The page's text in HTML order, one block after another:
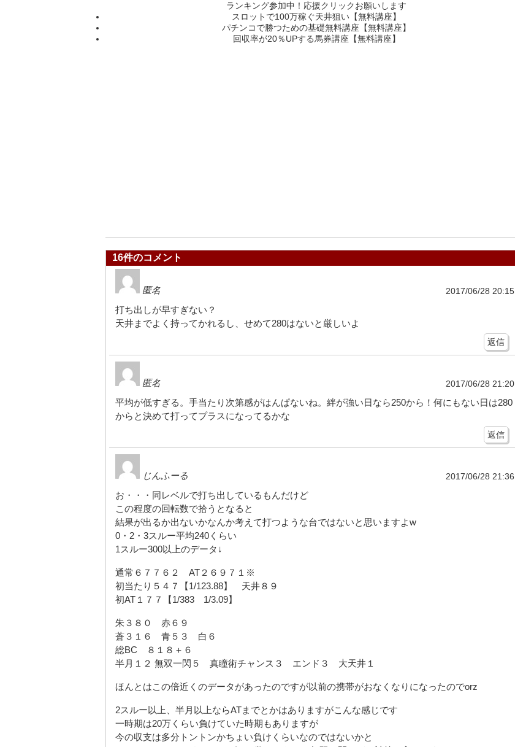
ランキング参加中！応援クリックお願いします
スロットで100万稼ぐ天井狙い【無料講座】
パチンコで勝つための基礎無料講座【無料講座】
回収率が20％UPする馬券講座【無料講座】
16件のコメント
匿名 2017/06/28 20:15
打ち出しが早すぎない？
天井までよく持ってかれるし、せめて280はないと厳しいよ
返信
匿名 2017/06/28 21:20
平均が低すぎる。手当たり次第感がはんぱないね。絆が強い日なら250から！何にもない日は280
からと決めて打ってプラスになってるかな
返信
じんふーる 2017/06/28 21:36
お・・・同レベルで打ち出しているもんだけど
この程度の回転数で拾うとなると
結果が出るか出ないかなんか考えて打つような台ではないと思いますよw
0・2・3スルー平均240くらい
1スルー300以上のデータ↓
通常６７７６２ AT２６９７１※
初当たり５４７【1/123.88】 天井８９
初AT１７７【1/383 1/3.09】
朱３８０ 赤６９
蒼３１６ 青５３ 白６
総BC ８１８＋６
半月１２ 無双一閃５ 真瞳術チャンス３ エンド３ 大天井１
ほんとはこの倍近くのデータがあったのですが以前の携帯がおなくなりになったのでorz
2スルー以上、半月以上ならATまでとかはありますがこんな感じです
一時期は20万くらい負けていた時期もありますが
今の収支は多分トントンかちょい負けくらいなのではないかと